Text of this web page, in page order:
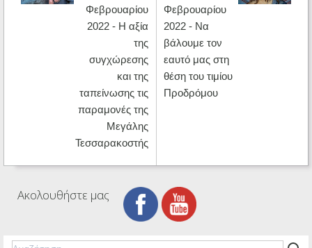
Φεβρουαρίου
2022 - Η αξία
της
συγχώρεσης
και της
ταπείνωσης τις
παραμονές της
Μεγάλης
Τεσσαρακοστής
Φεβρουαρίου
2022 - Να
βάλουμε τον
εαυτό μας στη
θέση του τιμίου
Προδρόμου
Ακολουθήστε μας